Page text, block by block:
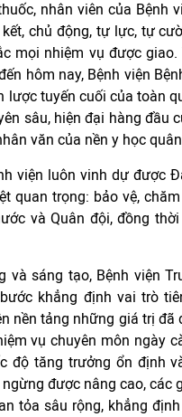
nhân viên của Bệnh
chủ động, tự lực, tự
mọi nhiệm vụ được
hôm nay, Bệnh viện
tuyến cuối của toàn
sâu, hiện đại hàng đầu
văn của nền y học
viện luôn vinh dự được
quan trọng: bảo vệ,
và Quân đội, đồng
và sáng tạo, Bệnh viện
khẳng định vai trò
nền tảng những giá trị đã
vụ chuyên môn ngày
độ tăng trưởng ổn định
được nâng cao, các
tỏa sâu rộng, khẳng